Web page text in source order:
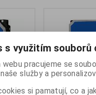
s využitím souborů
webu pracujeme se
služby a
si pamatují, co a